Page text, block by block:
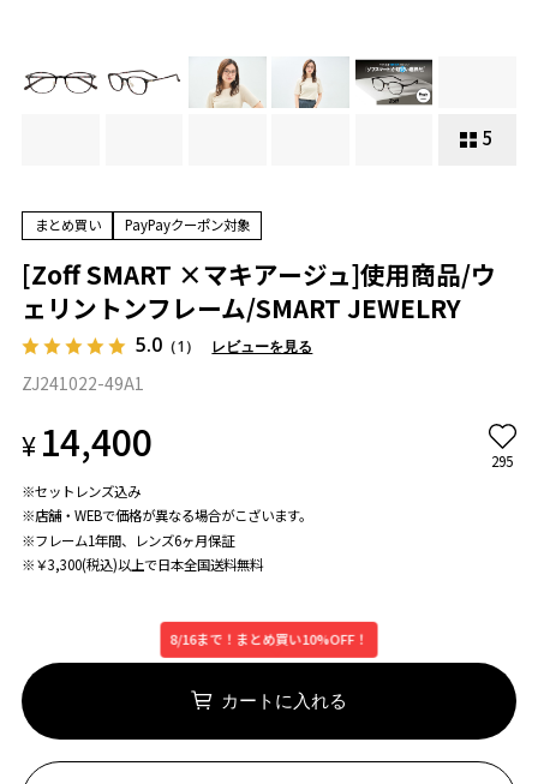
5
まとめ買い PayPayクーポン対象
[Zoff SMART ×マキアージュ]使用商品/ウ
ェリントンフレーム/SMART JEWELRY
5.0 （1） レビューを見る
ZJ241022-49A1
¥14,400 295
※セットレンズ込み
※店舗・WEBで価格が異なる場合がこざいます。
※フレーム1年間、レンズ6ヶ月保証
※￥3,300(税込)以上で日本全国送料無料
8/16まで！まとめ買い10%OFF！
カートに入れる